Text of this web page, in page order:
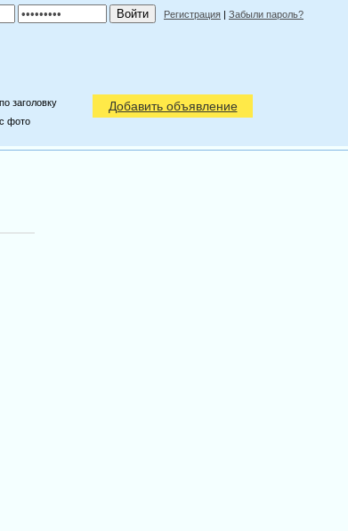
Регистрация | Забыли пароль?
по заголовку
c фото
Добавить объявление